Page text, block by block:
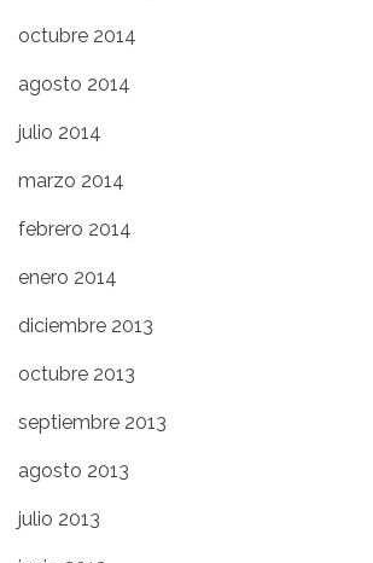
octubre 2014
agosto 2014
julio 2014
marzo 2014
febrero 2014
enero 2014
diciembre 2013
octubre 2013
septiembre 2013
agosto 2013
julio 2013